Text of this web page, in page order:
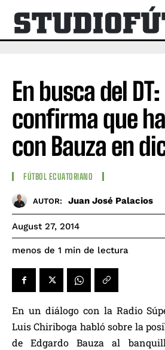
En busca del
confirma que
con Bauza en
FÚTBOL ECUATORIANO
AUTOR: Juan José Palacios
August 27, 2014
menos de 1 min de lectura
En un diálogo con la Radio
Luis Chiriboga habló sobre la
de Edgardo Bauza al